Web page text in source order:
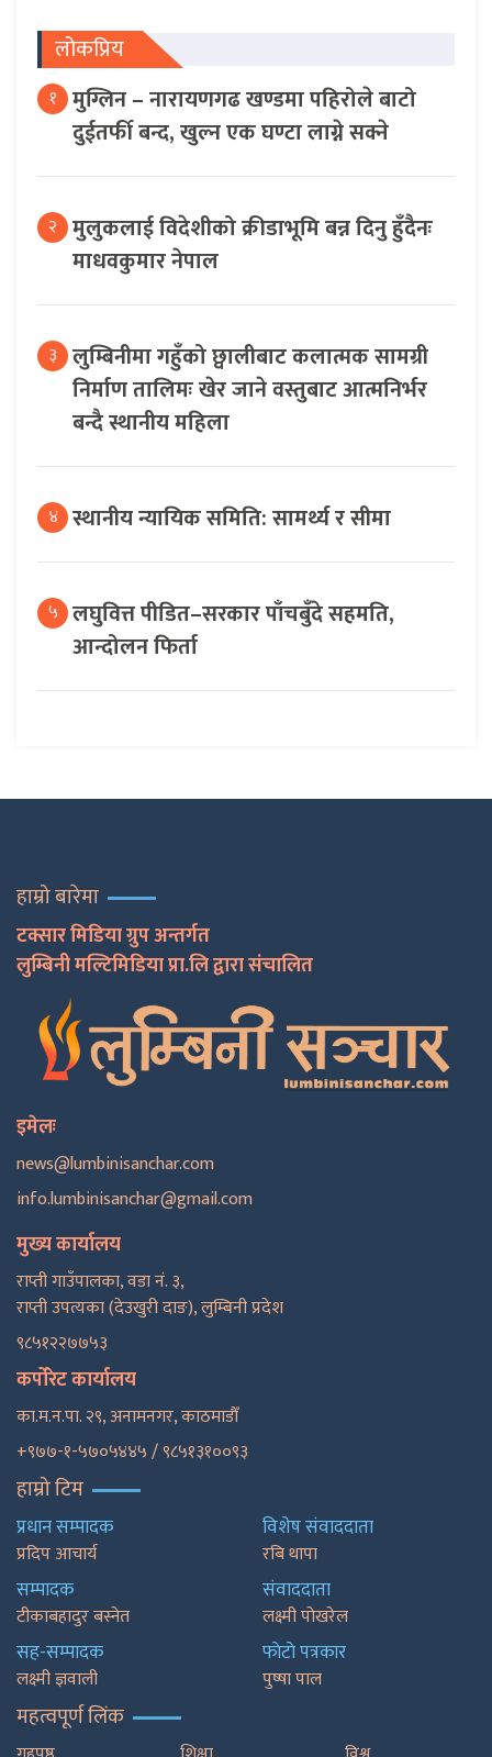
लोकप्रिय
१ मुग्लिन – नारायणगढ खण्डमा पहिरोले बाटो
दुईतर्फी बन्द, खुल्न एक घण्टा लाग्ने सक्ने
२ मुलुकलाई विदेशीको क्रीडाभूमि बन्न दिनु हुँदैनः
माधवकुमार नेपाल
३ लुम्बिनीमा गहुँको छ्वालीबाट कलात्मक सामग्री
निर्माण तालिमः खेर जाने वस्तुबाट आत्मनिर्भर
बन्दै स्थानीय महिला
४ स्थानीय न्यायिक समिति: सामर्थ्य र सीमा
५ लघुवित्त पीडित–सरकार पाँचबुँदे सहमति,
आन्दोलन फिर्ता
हाम्रो बारेमा
टक्सार मिडिया ग्रुप अन्तर्गत
लुम्बिनी मल्टिमिडिया प्रा.लि द्वारा संचालित
इमेलः
news@lumbinisanchar.com
info.lumbinisanchar@gmail.com
मुख्य कार्यालय
राप्ती गाउँपालका, वडा नं. ३,
राप्ती उपत्यका (देउखुरी दाङ), लुम्बिनी प्रदेश
९८५१२२७७५३
कर्पोरेट कार्यालय
का.म.न.पा. २९, अनामनगर, काठमाडाैँ
+९७७-१-५७०५४४५ / ९८५१३१००९३
हाम्रो टिम
प्रधान सम्पादक
प्रदिप आचार्य
सम्पादक
टीकाबहादुर बस्नेत
सह-सम्पादक
लक्ष्मी ज्ञवाली
विशेष संवाददाता
रबि थापा
संवाददाता
लक्ष्मी पोखरेल
फाेटाे पत्रकार
पुष्षा पाल
महत्वपूर्ण लिंक